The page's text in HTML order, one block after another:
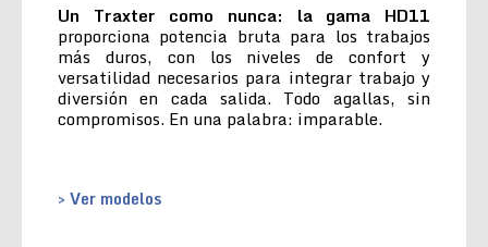
Un Traxter como nunca: la gama HD11
proporciona potencia bruta para los trabajos
más duros, con los niveles de confort y
versatilidad necesarios para integrar trabajo y
diversión en cada salida. Todo agallas, sin
compromisos. En una palabra: imparable.
> Ver modelos